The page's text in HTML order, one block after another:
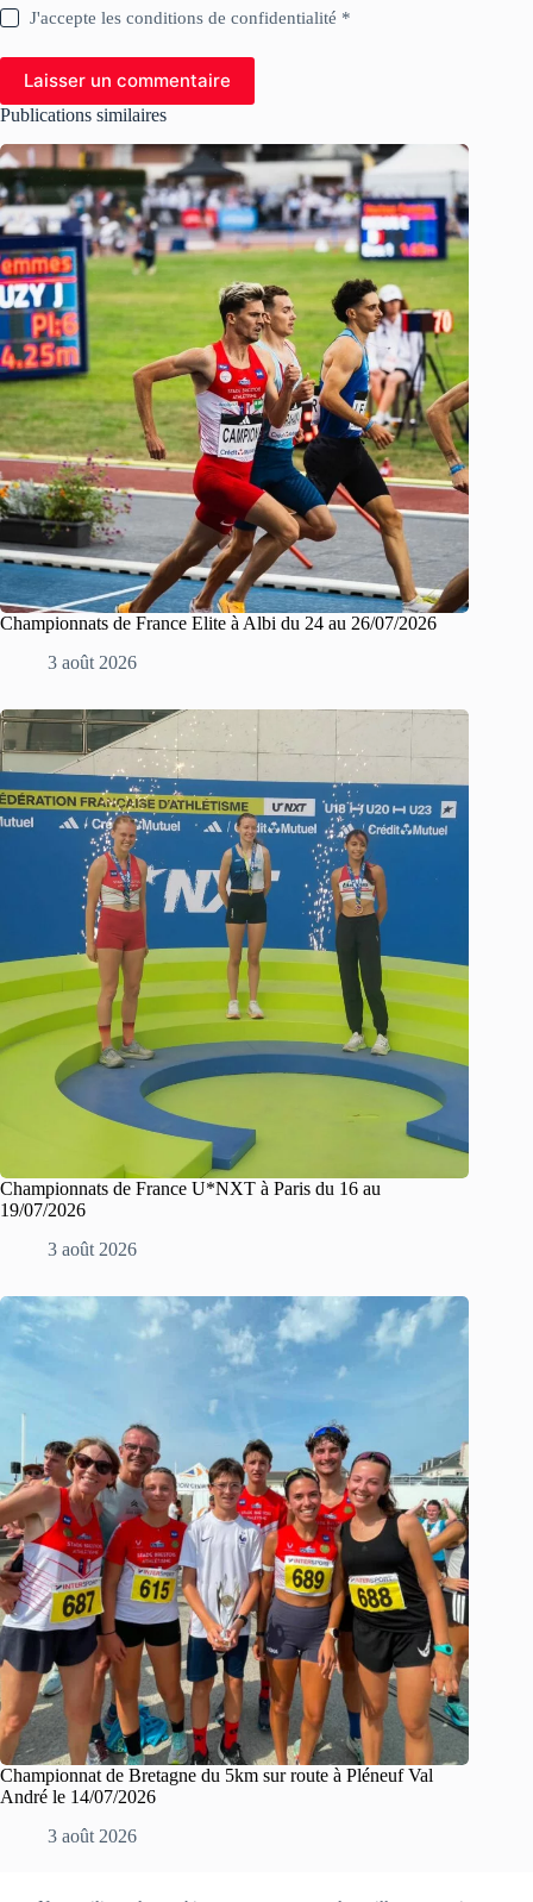
J'accepte les conditions de confidentialité *
Laisser un commentaire
Publications similaires
Championnats de France Elite à Albi du 24 au 26/07/2026
3 août 2026
Championnats de France U*NXT à Paris du 16 au
19/07/2026
3 août 2026
Championnat de Bretagne du 5km sur route à Pléneuf Val
André le 14/07/2026
3 août 2026